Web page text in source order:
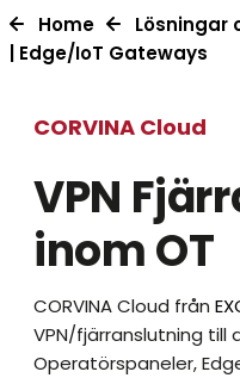
Home Lösningar
| Edge/IoT Gateways
CORVINA Cloud
VPN
inom OT
CORVINA Cloud från
VPN/fjärranslutning till
Operatörspaneler,